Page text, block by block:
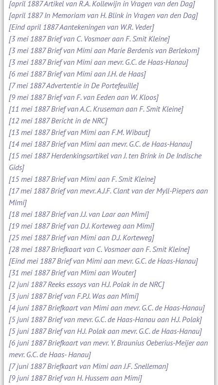
[april 1887 Artikel van R.A. Kollewijn in Vragen van den Dag]
[april 1887 In Memoriam van H. Blink in Vragen van den Dag]
[Eind april 1887 Aantekeningen van W.R. Veder]
[3 mei 1887 Brief van C. Vosmaer aan F. Smit Kleine]
[3 mei 1887 Brief van Mimi aan Marie Berdenis van Berlekom]
[3 mei 1887 Brief van Mimi aan mevr. G.C. de Haas-Hanau]
[6 mei 1887 Brief van Mimi aan J.H. de Haas]
[7 mei 1887 Advertentie in De Portefeuille]
[9 mei 1887 Brief van F. van Eeden aan W. Kloos]
[11 mei 1887 Brief van A.C. Kruseman aan F. Smit Kleine]
[12 mei 1887 Bericht in de NRC]
[13 mei 1887 Brief van Mimi aan F.M. Wibaut]
[14 mei 1887 Brief van Mimi aan mevr. G.C. de Haas-Hanau]
[15 mei 1887 Herdenkingsartikel van J. ten Brink in De Indische
Gids]
[15 mei 1887 Brief van Mimi aan F. Smit Kleine]
[17 mei 1887 Brief van mevr. A.J.F. Clant van der Myll-Piepers aan
Mimi]
[18 mei 1887 Brief van J.J. van Laar aan Mimi]
[19 mei 1887 Brief van D.J. Korteweg aan Mimi]
[25 mei 1887 Brief van Mimi aan D.J. Korteweg]
[28 mei 1887 Briefkaart van C. Vosmaer aan F. Smit Kleine]
[Eind mei 1887 Brief van Mimi aan mevr. G.C. de Haas-Hanau]
[31 mei 1887 Brief van Mimi aan Wouter]
[2 juni 1887 Reeks essays van H.J. Polak in de NRC]
[3 juni 1887 Brief van F.P.J. Was aan Mimi]
[4 juni 1887 Briefkaart van Mimi aan mevr. G.C. de Haas-Hanau]
[5 juni 1887 Brief van mevr. G.C. de Haas-Hanau aan H.J. Polak]
[5 juni 1887 Brief van H.J. Polak aan mevr. G.C. de Haas-Hanau]
[6 juni 1887 Briefkaart van mevr. Y. Braunius Oeberius-Meijer aan
mevr. G.C. de Haas- Hanau]
[7 juni 1887 Briefkaart van Mimi aan J.F. Snelleman]
[9 juni 1887 Brief van H. Hussem aan Mimi]